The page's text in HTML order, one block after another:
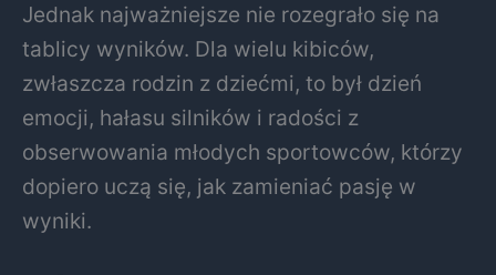
Jednak najważniejsze nie rozegrało się na
tablicy wyników. Dla wielu kibiców,
zwłaszcza rodzin z dziećmi, to był dzień
emocji, hałasu silników i radości z
obserwowania młodych sportowców, którzy
dopiero uczą się, jak zamieniać pasję w
wyniki.